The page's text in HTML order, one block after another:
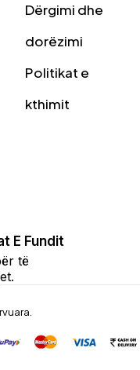
Dërgimi dhe
dorëzimi
Politikat e
kthimit
E Fundit
të